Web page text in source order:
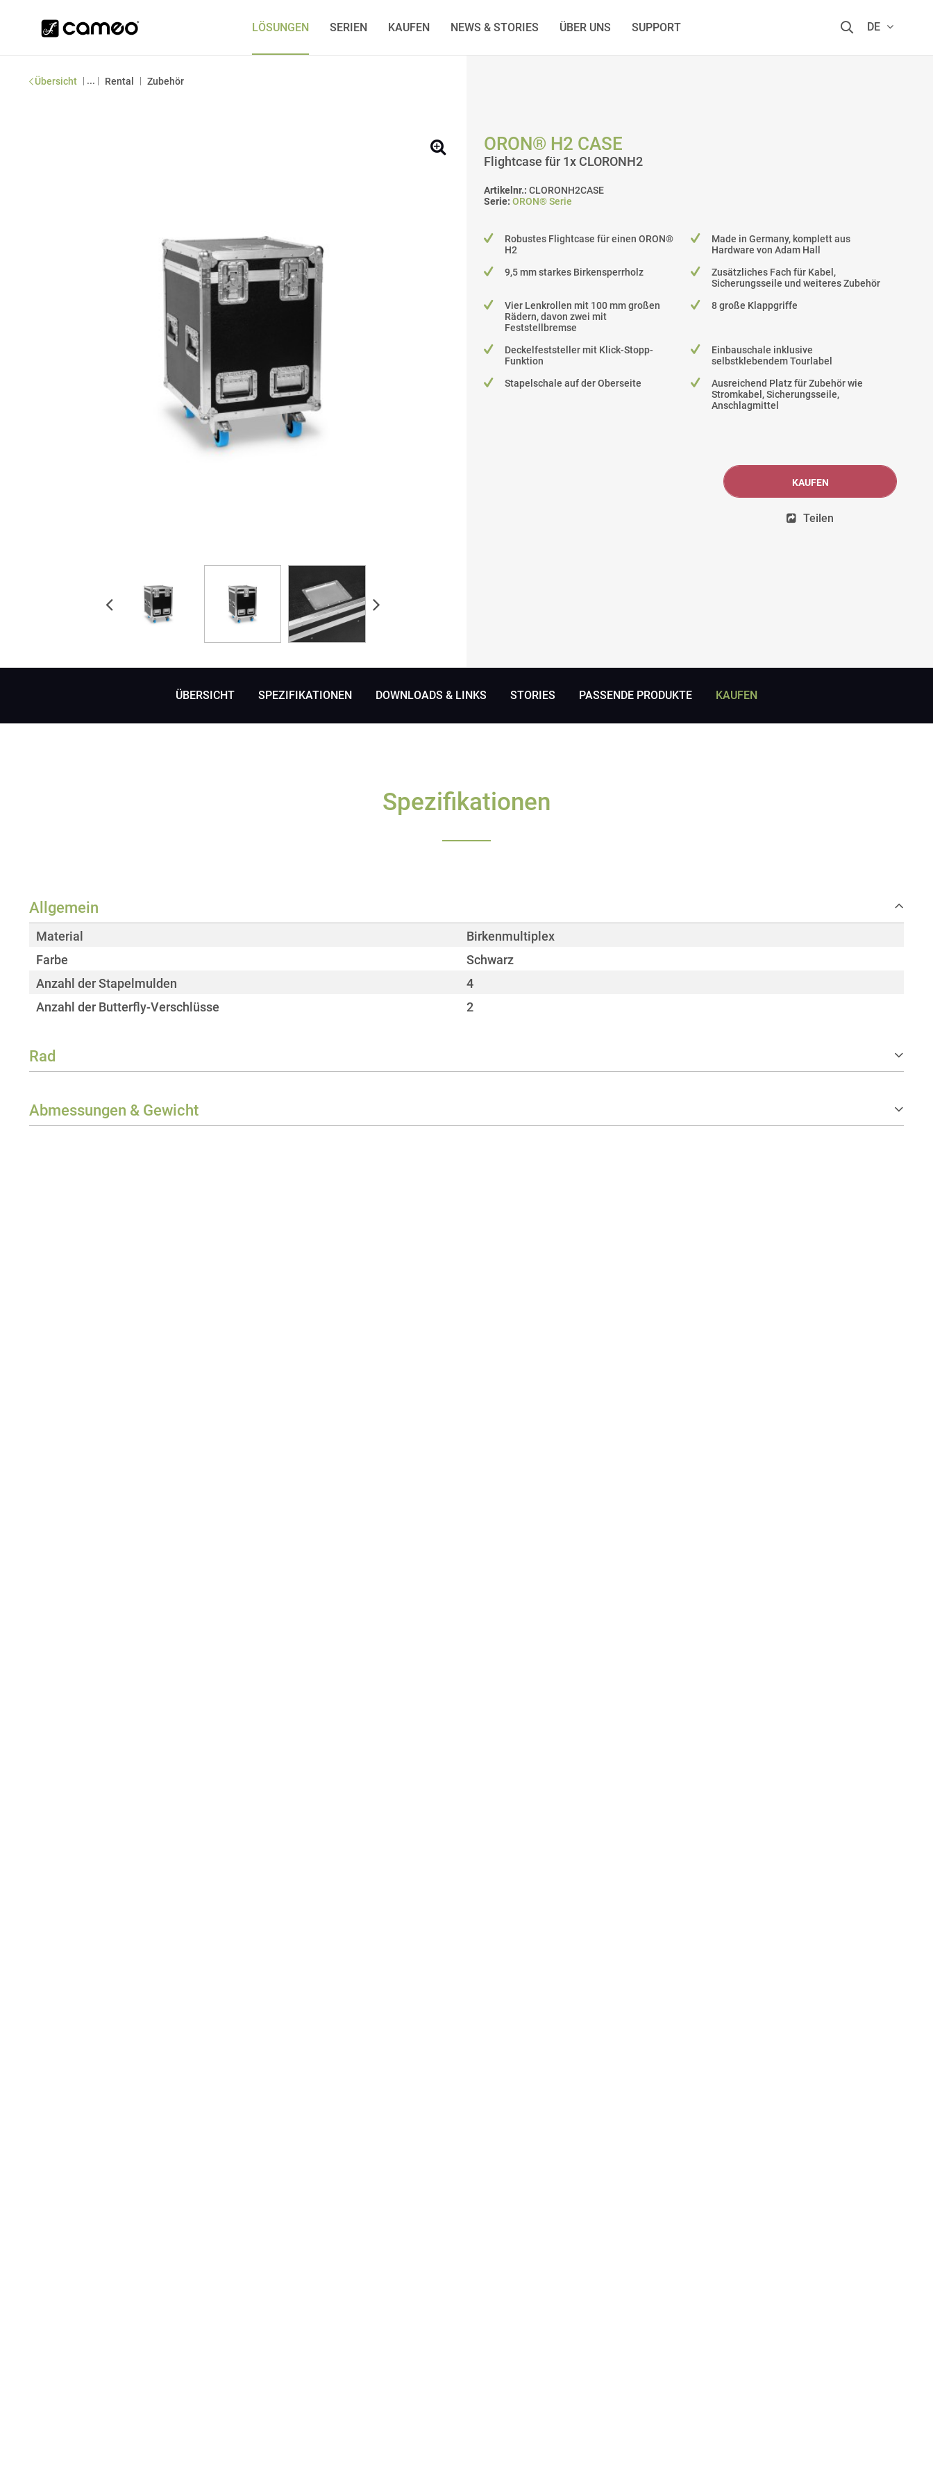
LÖSUNGEN SERIEN KAUFEN NEWS & STORIES ÜBER UNS SUPPORT DE
Übersicht | ... | Rental | Zubehör
ORON® H2 CASE
Flightcase für 1x CLORONH2
Artikelnr.: CLORONH2CASE
Serie: ORON® Serie
Robustes Flightcase für einen ORON®
H2
Made in Germany, komplett aus
Hardware von Adam Hall
9,5 mm starkes Birkensperrholz
Zusätzliches Fach für Kabel,
Sicherungsseile und weiteres Zubehör
Vier Lenkrollen mit 100 mm großen
Rädern, davon zwei mit
Feststellbremse
8 große Klappgriffe
Deckelfeststeller mit Klick-Stopp-
Funktion
Einbauschale inklusive
selbstklebendem Tourlabel
Stapelschale auf der Oberseite
Ausreichend Platz für Zubehör wie
Stromkabel, Sicherungsseile,
Anschlagmittel
KAUFEN
Teilen
ÜBERSICHT SPEZIFIKATIONEN DOWNLOADS & LINKS STORIES PASSENDE PRODUKTE KAUFEN
Spezifikationen
Allgemein
Material
Birkenmultiplex
Farbe
Schwarz
Anzahl der Stapelmulden
4
Anzahl der Butterfly-Verschlüsse
2
Rad
Farbe
Abmessungen & Gewicht